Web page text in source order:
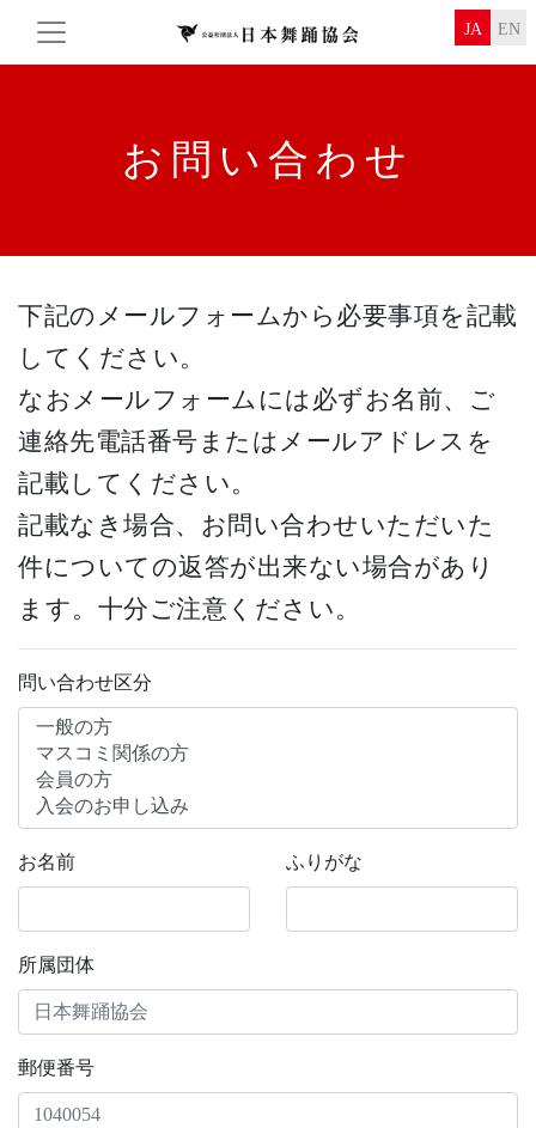
JA EN
お問い合わせ
下記のメールフォームから必要事項を記載
してください。
なおメールフォームには必ずお名前、ご
連絡先電話番号またはメールアドレスを
記載してください。
記載なき場合、お問い合わせいただいた
件についての返答が出来ない場合があり
ます。十分ご注意ください。
問い合わせ区分
お名前 ふりがな
所属団体
郵便番号